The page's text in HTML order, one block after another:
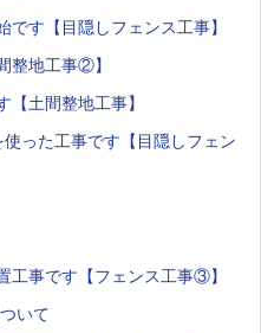
す【目隠しフェンス工事】
整地工事②】
土間整地工事】
った工事です【目隠しフェン
工事です【フェンス工事③】
いて